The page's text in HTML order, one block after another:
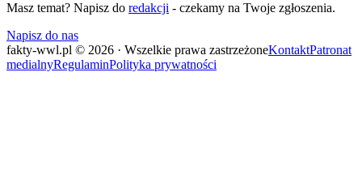
Masz temat? Napisz do redakcji - czekamy na Twoje zgłoszenia.
Napisz do nas
fakty-wwl.pl © 2026 · Wszelkie prawa zastrzeżoneKontaktPatronat
medialnyRegulaminPolityka prywatności